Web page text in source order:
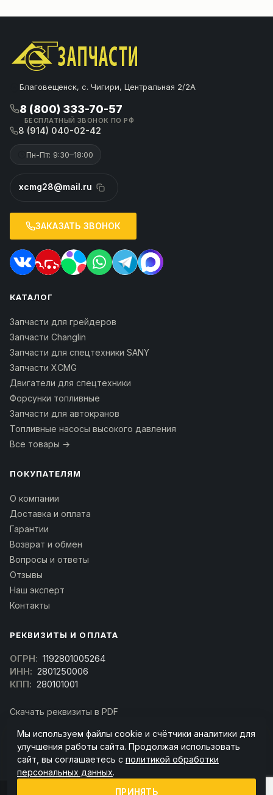
Благовещенск, с. Чигири, Центральная 2/2А
8 (800) 333-70-57
БЕСПЛАТНЫЙ ЗВОНОК ПО РФ
8 (914) 040-02-42
Пн-Пт: 9:30–18:00
xcmg28@mail.ru
ЗАКАЗАТЬ ЗВОНОК
КАТАЛОГ
Запчасти для грейдеров
Запчасти Changlin
Запчасти для спецтехники SANY
Запчасти XCMG
Двигатели для спецтехники
Форсунки топливные
Запчасти для автокранов
Топливные насосы высокого давления
Все товары →
ПОКУПАТЕЛЯМ
О компании
Доставка и оплата
Гарантии
Возврат и обмен
Вопросы и ответы
Отзывы
Наш эксперт
Контакты
РЕКВИЗИТЫ И ОПЛАТА
ОГРН: 1192801005264
ИНН: 2801250006
КПП: 280101001
Скачать реквизиты в PDF
(Скачать договор)
Мы используем файлы cookie и счётчики аналитики для
улучшения работы сайта. Продолжая использовать
сайт, вы соглашаетесь с политикой обработки
персональных данных.
ПРИНЯТЬ